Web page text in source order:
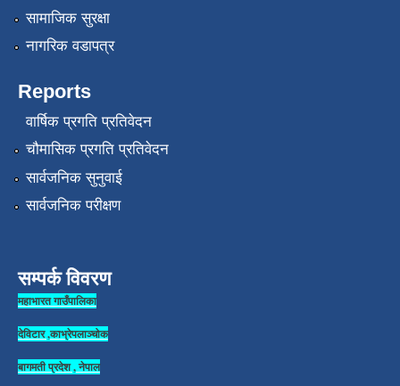
सामाजिक सुरक्षा
नागरिक वडापत्र
Reports
वार्षिक प्रगति प्रतिवेदन
चौमासिक प्रगति प्रतिवेदन
सार्वजनिक सुनुवाई
सार्वजनिक परीक्षण
सम्पर्क विवरण
महाभारत गाउँपालिका
देविटार ,काभ्रेपलाञ्चोक
बागमती प्रदेश , नेपाल